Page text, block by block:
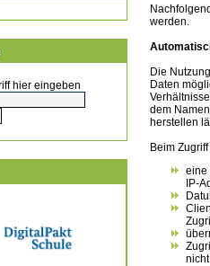
werden.
Die
Daten
dem
herstellen
Beim
eine
IP-
hier eingeben